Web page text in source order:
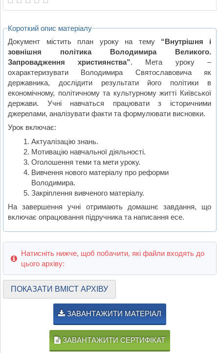
Короткий опис матеріалу
Документ містить план уроку на тему “Внутрішня і
зовнішня політика Володимира Великого.
Запровадження християнства”. Мета уроку –
охарактеризувати Володимира Святославовича як
державника, дослідити результати його політики в
економічному, політичному та культурному житті Київської
держави. Учні навчаться працювати з історичними
джерелами, аналізувати факти та формулювати висновки.
Урок включає:
Актуалізацію знань.
Мотивацію навчальної діяльності.
Оголошення теми та мети уроку.
Вивчення нового матеріалу про реформи
Володимира.
Закріплення вивченого матеріалу.
На завершення учні отримають домашнє завдання, що
включає опрацювання підручника та написання есе.
Натисніть нижче, щоб побачити, які файли входять до
цього архіву:
ПОКАЗАТИ ВМІСТ АРХІВУ
ЗАВАНТАЖИТИ МАТЕРІАЛ
ЗАВАНТАЖИТИ СЕРТИФІКАТ